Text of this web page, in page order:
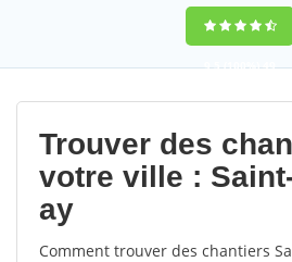
9,5(100%)49
votes
Trouver des
votre ville :
ay
Comment trouver des chantiers